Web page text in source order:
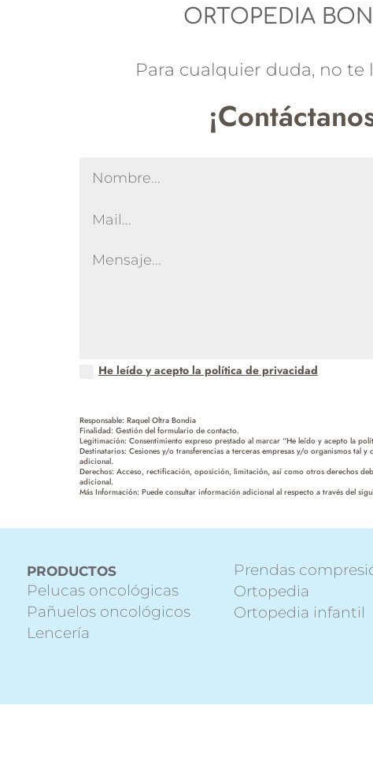
ORTOPEDIA
Para cualquier duda, no te
He leído y acepto la política de privacidad
Responsable: Raquel Oltra Bondia
Finalidad: Gestión del formulario de contacto.
Legitimación: Consentimiento expreso prestado al marcar “He leído y acepto la
Destinatarios: Cesiones y/o transferencias a terceras empresas y/o organismos tal
adicional.
Derechos: Acceso, rectificación, oposición, limitación, así como otros derechos
adicional.
Más Información: Puede consultar información adicional al respecto a través del
PRODUCTOS
Pelucas oncológicas
Pañuelos oncológicos
Lencería
Prendas
Ortopedia
Ortopedia infantil